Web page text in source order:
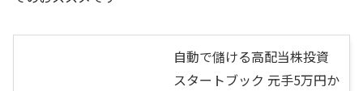
自動で儲ける高配当株投資
スタートブック 元手5万円か